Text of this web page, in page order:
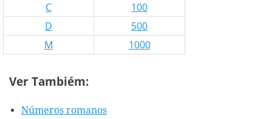
C
100
D
500
M
1000
Ver Tambiém:
Números romanos